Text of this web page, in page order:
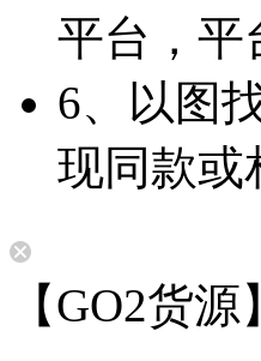
平台，平
6、以图
现同款或
【GO2货